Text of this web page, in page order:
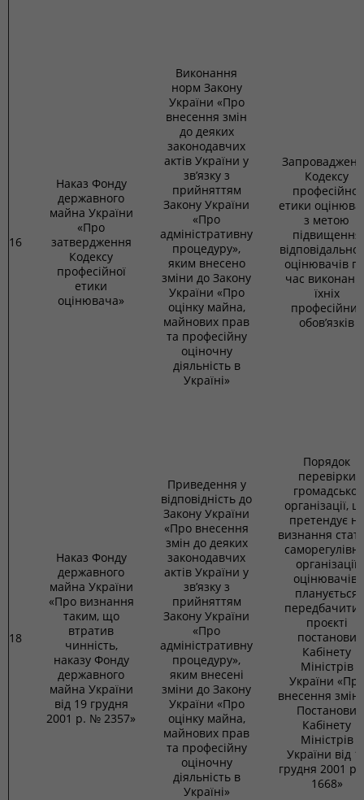
16
Наказ Фонду
державного
майна України
«Про
затвердження
Кодексу
професійної
етики
оцінювача»
Виконання
норм Закону
України «Про
внесення змін
до деяких
законодавчих
актів України у
зв’язку з
прийняттям
Закону України
«Про
адміністративну
процедуру»,
яким внесено
зміни до Закону
України «Про
оцінку майна,
майнових прав
та професійну
оціночну
діяльність в
Україні»
Кодексу
професійної
етики
з метою
підвищення
оцінювачів
час
їхніх
професійних
обов’язків
18
Наказ Фонду
державного
майна України
«Про визнання
таким, що
втратив
чинність,
наказу Фонду
державного
майна України
від 19 грудня
2001 р. № 2357»
Приведення у
відповідність до
Закону України
«Про внесення
змін до деяких
законодавчих
актів України у
зв’язку з
прийняттям
Закону України
«Про
адміністративну
процедуру»,
яким внесені
зміни до Закону
України «Про
оцінку майна,
майнових прав
та професійну
оціночну
діяльність в
Україні»
Порядок
перевірки
громадської
організації,
претендує на
визнання
організації
оцінювачів,
планується
передбачити
проєкті
постанови
Кабінету
Міністрів
України «Про
внесення змін
Постанови
Кабінету
Міністрів
України від
грудня 2001
1668»